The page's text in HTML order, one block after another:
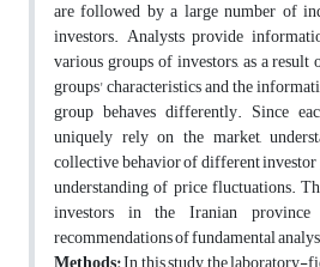
are followed by a large number of
investors. Analysts provide
various groups of investors, as a
groups' characteristics and the
group behaves differently. Since
uniquely rely on the market,
collective behavior of different investor
understanding of price fluctuations.
investors in the Iranian
recommendations of fundamental